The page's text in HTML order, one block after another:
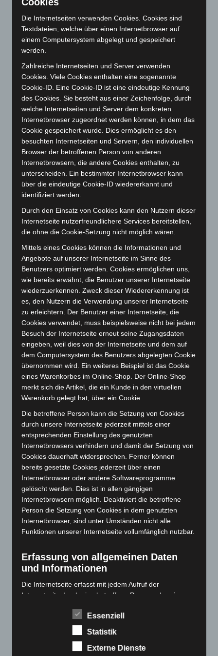
Mai 2026
(99)
April 2026(99)
März 2026
Februar 2026(109)
Januar 2026 (122)
Dezember 2025(103)
November 2025(114)
Oktober 2025
(112)
September 2025(93)
August 2025(90)
Juli 2025(90)
Juni 2025(103)
Mai 2025(112)
April 2025(88)
März 2025 (111)
Februar 2025
(96)
Januar 2025(88)
Dezember 2024(89)
November 2024(94)
Oktober 2024(93)
September 2024(112)
August 2024(107)
Juli 2024(89)
Juni 2024
(107)
Mai 2024(149)
April 2024(102)
Februar 2024
(103)
Januar 2024(111)
Dezember 2023(130)
November 2023
(130)
Oktober 2023(114)
September 2023(133)
August 2023 (134)
Juli 2023(118)
Juni 2023(142)
Mai 2023
April 2023(155)
März 2023
(174)
Februar 2023
(154)
(130)
(167)
Die Internetseiten verwenden Cookies. Cookies sind
Textdateien, welche über einen Internetbrowser auf
einem Computersystem abgelegt und gespeichert
werden.
Zahlreiche Internetseiten und Server verwenden
Cookies. Viele Cookies enthalten eine sogenannte
Cookie-ID. Eine Cookie-ID ist eine eindeutige Kennung
des Cookies. Sie besteht aus einer Zeichenfolge, durch
welche Internetseiten und Server dem konkreten
Internetbrowser zugeordnet werden können, in dem das
Cookie gespeichert wurde. Dies ermöglicht es den
besuchten Internetseiten und Servern, den individuellen
Browser der betroffenen Person von anderen
Internetbrowsern, die andere Cookies enthalten, zu
unterscheiden. Ein bestimmter Internetbrowser kann
über die eindeutige Cookie-ID wiedererkannt und
identifiziert werden.
Durch den Einsatz von Cookies kann den Nutzern dieser
Internetseite nutzerfreundlichere Services bereitstellen,
die ohne die Cookie-Setzung nicht möglich wären.
Mittels eines Cookies können die Informationen und
Angebote auf unserer Internetseite im Sinne des
Benutzers optimiert werden. Cookies ermöglichen uns,
wie bereits erwähnt, die Benutzer unserer Internetseite
wiederzuerkennen. Zweck dieser Wiedererkennung ist
es, den Nutzern die Verwendung unserer Internetseite
zu erleichtern. Der Benutzer einer Internetseite, die
Cookies verwendet, muss beispielsweise nicht bei jedem
Besuch der Internetseite erneut seine Zugangsdaten
eingeben, weil dies von der Internetseite und dem auf
dem Computersystem des Benutzers abgelegten Cookie
übernommen wird. Ein weiteres Beispiel ist das Cookie
eines Warenkorbes im Online-Shop. Der Online-Shop
merkt sich die Artikel, die ein Kunde in den virtuellen
Warenkorb gelegt hat, über ein Cookie.
Die betroffene Person kann die Setzung von Cookies
durch unsere Internetseite jederzeit mittels einer
entsprechenden Einstellung des genutzten
Internetbrowsers verhindern und damit der Setzung von
Cookies dauerhaft widersprechen. Ferner können
bereits gesetzte Cookies jederzeit über einen
Internetbrowser oder andere Softwareprogramme
gelöscht werden. Dies ist in allen gängigen
Internetbrowsern möglich. Deaktiviert die betroffene
Person die Setzung von Cookies in dem genutzten
Internetbrowser, sind unter Umständen nicht alle
Funktionen unserer Internetseite vollumfänglich nutzbar.
Erfassung von allgemeinen Daten
und Informationen
Die Internetseite erfasst mit jedem Aufruf der
Internetseite durch eine betroffene Person oder ein
Daten und Informationen. Diese allgemeinen Daten und
Informationen werden in den Logfiles des Servers
Browsertypen und Versionen, (2) das vom zugreifenden
Essenziell
Statistik
Externe Dienste